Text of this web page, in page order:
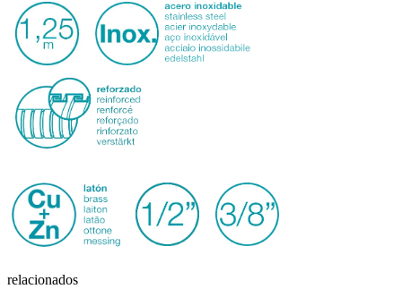
relacionados